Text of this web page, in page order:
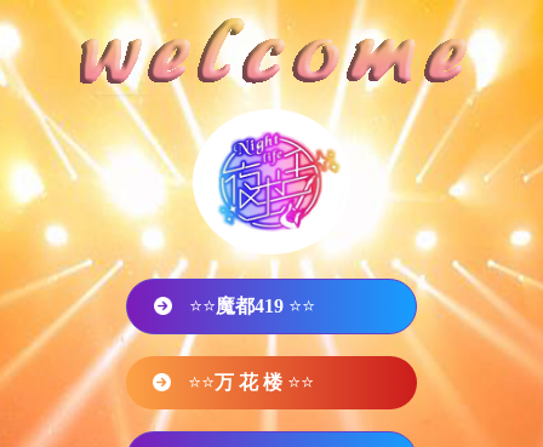
⭐⭐魔都419 ⭐⭐
⭐⭐万 花 楼 ⭐⭐